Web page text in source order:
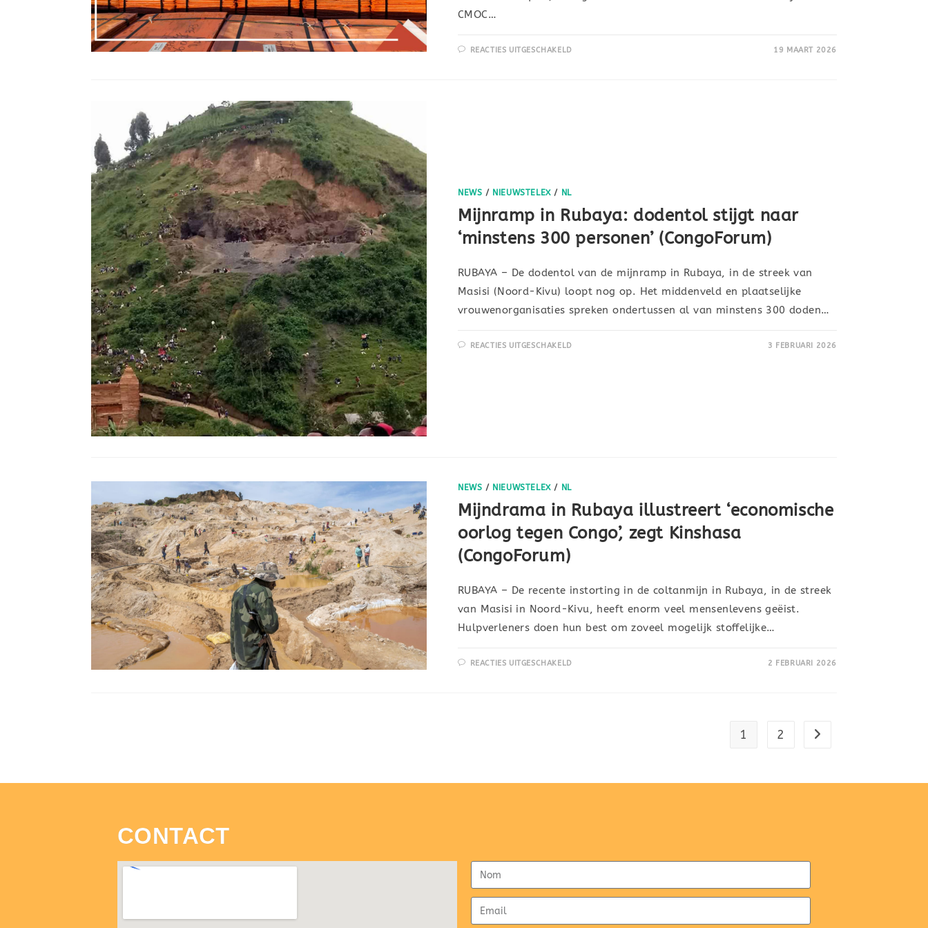
CMOC…
REACTIES UITGESCHAKELD 19 MAART 2026
NEWS / NIEUWSTELEX/ NL
Mijnramp in Rubaya: dodentol stijgt naar
‘minstens 300 personen’ (CongoForum)
RUBAYA – De dodentol van de mijnramp in Rubaya, in de streek van
Masisi (Noord-Kivu) loopt nog op. Het middenveld en plaatselijke
vrouwenorganisaties spreken ondertussen al van minstens 300 doden…
REACTIES UITGESCHAKELD 3 FEBRUARI 2026
NEWS / NIEUWSTELEX/ NL
Mijndrama in Rubaya illustreert ‘economische
oorlog tegen Congo’, zegt Kinshasa
(CongoForum)
RUBAYA – De recente instorting in de coltanmijn in Rubaya, in de streek
van Masisi in Noord-Kivu, heeft enorm veel mensenlevens geëist.
Hulpverleners doen hun best om zoveel mogelijk stoffelijke…
REACTIES UITGESCHAKELD 2 FEBRUARI 2026
1 2
CONTACT